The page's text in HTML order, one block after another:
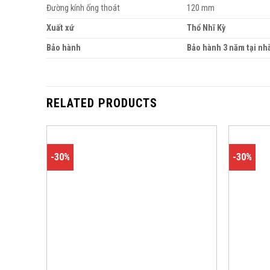
Đường kính ống thoát
120 mm
Xuất xứ
Thổ Nhĩ Kỳ
Bảo hành
Bảo hành 3 năm tại
RELATED PRODUCTS
-30% -30%